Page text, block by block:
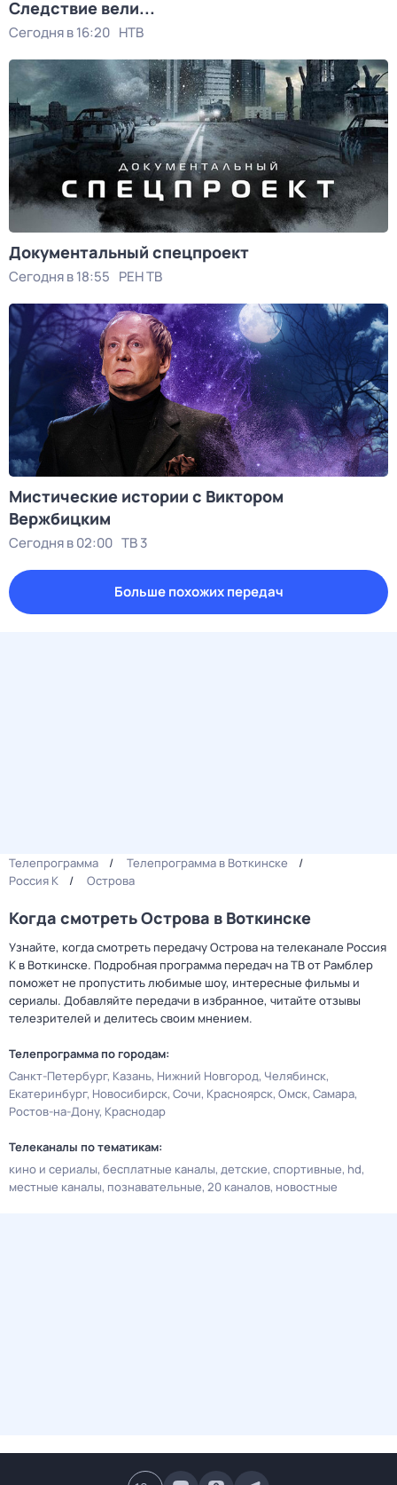
Следствие вели...
Сегодня в 16:20 НТВ
Документальный спецпроект
Сегодня в 18:55 РЕН ТВ
Мистические истории с Виктором
Вержбицким
Сегодня в 02:00 ТВ 3
Больше похожих передач
Телепрограмма
Телепрограмма в Воткинске
Россия К
Острова
Когда смотреть Острова в Воткинске
Узнайте, когда смотреть передачу Острова на телеканале Россия
К в Воткинске. Подробная программа передач на ТВ от Рамблер
поможет не пропустить любимые шоу, интересные фильмы и
сериалы. Добавляйте передачи в избранное, читайте отзывы
телезрителей и делитесь своим мнением.
Телепрограмма по городам:
Санкт-Петербург Казань Нижний Новгород Челябинск
Екатеринбург Новосибирск Сочи Красноярск Омск Самара
Ростов-на-Дону Краснодар
Телеканалы по тематикам:
кино и сериалы бесплатные каналы детские спортивные hd
местные каналы познавательные 20 каналов новостные